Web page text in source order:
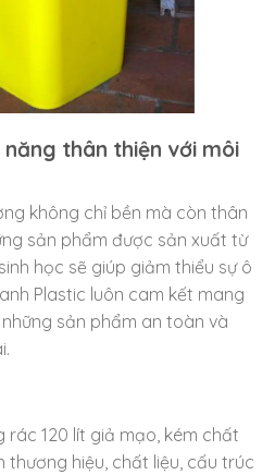
thân thiện với môi
không chỉ bền mà còn thân
sản phẩm được sản xuất từ
học sẽ giúp giảm thiểu sự ô
Plastic luôn cam kết mang
sản phẩm an toàn và
120 lít giả mạo, kém chất
thương hiệu, chất liệu, cấu trúc